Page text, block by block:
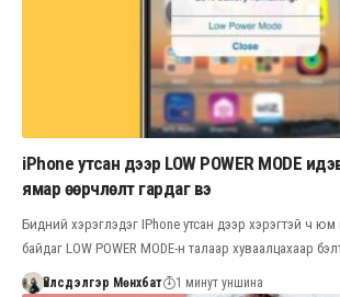
iPhone утсан дээр LOW POWER MODE
ямар өөрчлөлт гардаг вэ
Бидний хэрэглэдэг IPhone утсан дээр хэрэгтэй ч
байдаг LOW POWER MODE-н талаар хуваалцахаар
Үйлсдэлгэр Мөнхбат 1 минут уншина